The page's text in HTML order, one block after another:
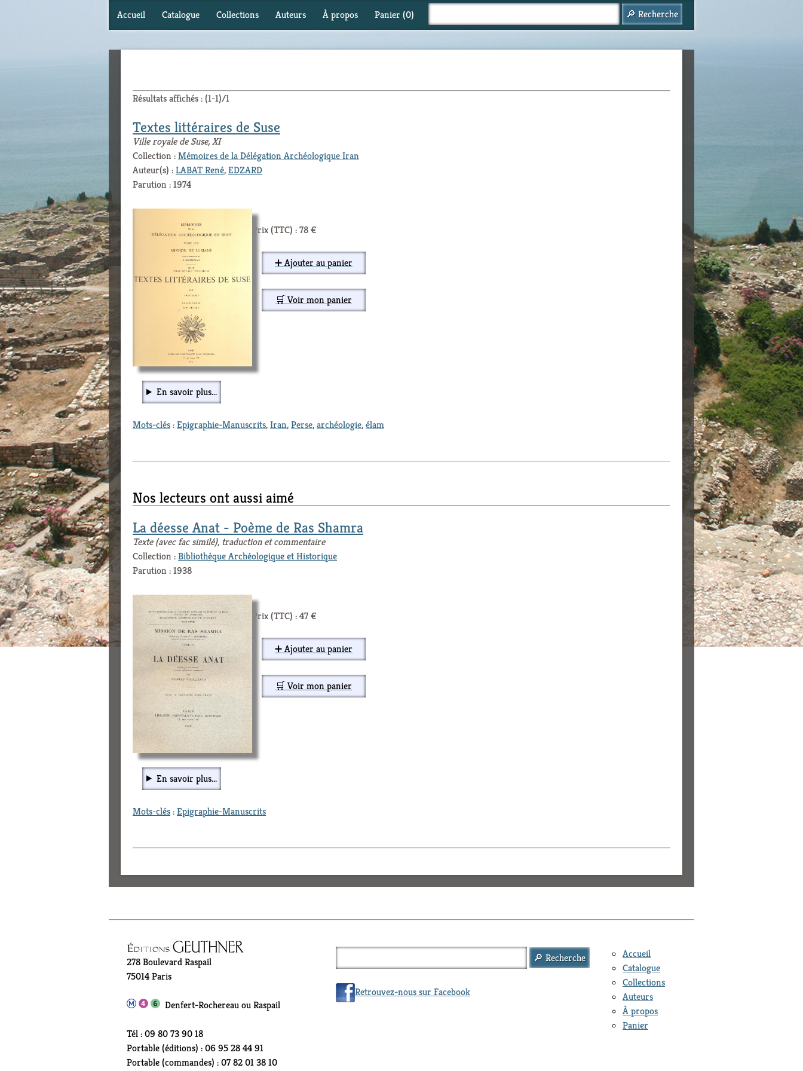
Accueil Catalogue Collections Auteurs À propos Panier (0)
Résultats affichés : (1-1)/1
Textes littéraires de Suse
Ville royale de Suse, XI
Collection :Mémoires de la Délégation Archéologique Iran
Auteur(s) :LABAT René,EDZARD
Parution : 1974
Prix (TTC) : 78 €
➕ Ajouter au panier
🛒 Voir mon panier
En savoir plus...
Mots-clés:Epigraphie-Manuscrits,Iran,Perse,archéologie,élam
Nos lecteurs ont aussi aimé
La déesse Anat - Poème de Ras Shamra
Texte (avec fac similé), traduction et commentaire
Collection :Bibliothèque Archéologique et Historique
Parution : 1938
Prix (TTC) : 47 €
➕ Ajouter au panier
🛒 Voir mon panier
En savoir plus...
Mots-clés:Epigraphie-Manuscrits
278 Boulevard Raspail
75014 Paris
Denfert-Rochereau ou Raspail
Tél : 09 80 73 90 18
Portable (éditions) : 06 95 28 44 91
Portable (commandes) : 07 82 01 38 10
Accueil
Catalogue
Collections
Auteurs
À propos
Panier
Retrouvez-nous sur Facebook